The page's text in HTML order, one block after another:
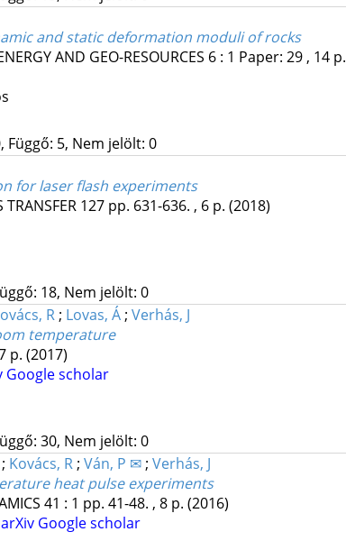
and static deformation moduli of rocks
AND GEO-RESOURCES 6: 1 Paper: 29 , 14 p.
Függő: 5, Nem jelölt: 0
for laser flash experiments
127 pp. 631-636. , 6 p. (2018)
18, Nem jelölt: 0
R; Lovas, Á; Verhás, J
temperature
p. (2017)
Google scholar
30, Nem jelölt: 0
; Kovács, R; Ván, P ✉; Verhás, J
heat pulse experiments
41 : 1 pp. 41-48. , 8 p. (2016)
arXiv Google scholar